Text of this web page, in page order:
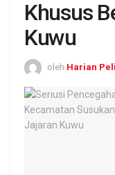
Khusus
Kuwu
oleh Harian